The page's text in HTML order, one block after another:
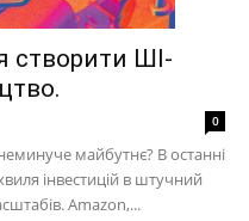
створити ШІ-
0
майбутнє? В останні
інвестицій в штучний
Amazon,...